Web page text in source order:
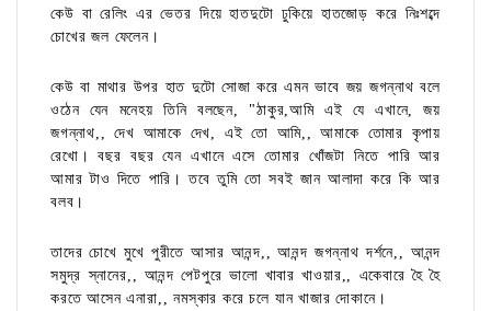
কেউ বা রেলিং এর ভেতর দিয়ে হাতদুটো ঢুকিয়ে হাতজোড় করে নিঃশব্দে
চোখের জল ফেলেন।
কেউ বা মাথার উপর হাত দুটো সোজা করে এমন ভাবে জয় জগন্নাথ বলে
ওঠেন যেন মনেহয় তিনি বলছেন, "ঠাকুর,আমি এই যে এখানে, জয়
জগন্নাথ,, দেখ আমাকে দেখ, এই তো আমি,, আমাকে তোমার কৃপায়
রেখো। বছর বছর যেন এখানে এসে তোমার খোঁজটা নিতে পারি আর
আমার টাও দিতে পারি। তবে তুমি তো সবই জান আলাদা করে কি আর
বলব।
তাদের চোখে মুখে পুরীতে আসার আনন্দ,, আনন্দ জগন্নাথ দর্শনে,, আনন্দ
সমুদ্র স্নানের,, আনন্দ পেটপুরে ভালো খাবার খাওয়ার,, একেবারে হৈ হৈ
করতে আসেন এনারা,, নমস্কার করে চলে যান খাজার দোকানে।